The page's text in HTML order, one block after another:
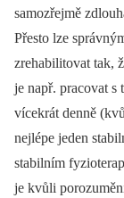
samozřejmě
Přesto lze
zrehabilitovat tak,
je např. pracovat s
vícekrát denně
nejlépe jeden
stabilním
je kvůli